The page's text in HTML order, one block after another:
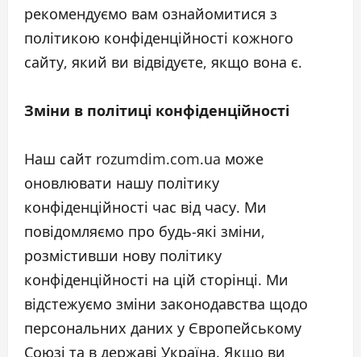
рекомендуємо вам ознайомитися з
політикою конфіденційності кожного
сайту, який ви відвідуєте, якщо вона є.
Зміни в політиці конфіденційності
Наш сайт rozumdim.com.ua може
оновлювати нашу політику
конфіденційності час від часу. Ми
повідомляємо про будь-які зміни,
розмістивши нову політику
конфіденційності на цій сторінці. Ми
відстежуємо зміни законодавства щодо
персональних даних у Європейському
Союзі та в державі Україна. Якщо ви